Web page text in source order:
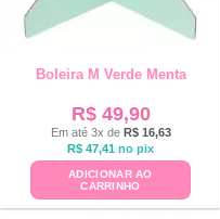
Boleira M Verde Menta
R$49,90
Em até 3x de R$16,63
R$ 47,41 no pix
ADICIONAR AO
CARRINHO